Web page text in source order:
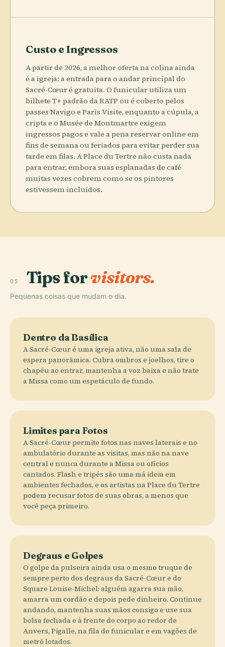
Custo e Ingressos
A partir de 2026, a melhor oferta na colina ainda
é a igreja: a entrada para o andar principal do
Sacré-Cœur é gratuita. O funicular utiliza um
bilhete T+ padrão da RATP ou é coberto pelos
passes Navigo e Paris Visite, enquanto a cúpula, a
cripta e o Musée de Montmartre exigem
ingressos pagos e vale a pena reservar online em
fins de semana ou feriados para evitar perder sua
tarde em filas. A Place du Tertre não custa nada
para entrar, embora suas esplanadas de café
muitas vezes cobrem como se os pintores
estivessem incluídos.
05 Tips forvisitors.
Pequenas coisas que mudam o dia.
Dentro da Basílica
A Sacré-Cœur é uma igreja ativa, não uma sala de
espera panorâmica. Cubra ombros e joelhos, tire o
chapéu ao entrar, mantenha a voz baixa e não trate
a Missa como um espetáculo de fundo.
Limites para Fotos
A Sacré-Cœur permite fotos nas naves laterais e no
ambulatório durante as visitas, mas não na nave
central e nunca durante a Missa ou ofícios
cantados. Flash e tripés são uma má ideia em
ambientes fechados, e os artistas na Place du Tertre
podem recusar fotos de suas obras, a menos que
você peça primeiro.
Degraus e Golpes
O golpe da pulseira ainda usa o mesmo truque de
sempre perto dos degraus da Sacré-Cœur e do
Square Louise-Michel: alguém agarra sua mão,
amarra um cordão e depois pede dinheiro. Continue
andando, mantenha suas mãos consigo e use sua
bolsa fechada e à frente do corpo ao redor de
Anvers, Pigalle, na fila do funicular e em vagões de
metrô lotados.